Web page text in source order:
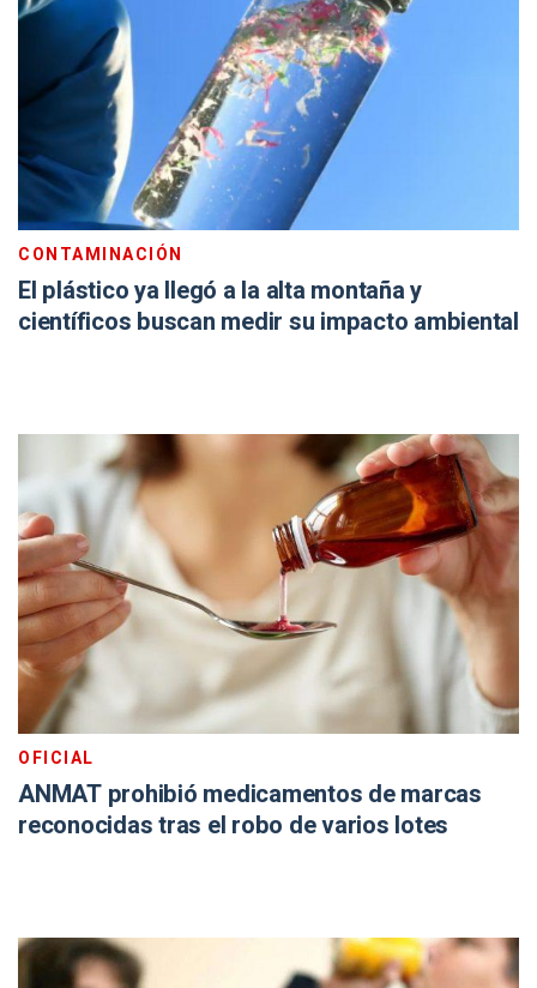
CONTAMINACIÓN
El plástico ya llegó a la alta montaña y
científicos buscan medir su impacto ambiental
OFICIAL
ANMAT prohibió medicamentos de marcas
reconocidas tras el robo de varios lotes